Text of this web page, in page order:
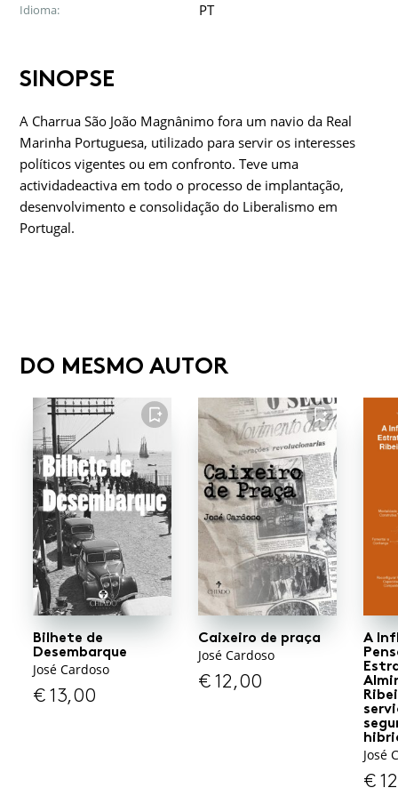
Idioma: PT
SINOPSE
A Charrua São João Magnânimo fora um navio da Real
Marinha Portuguesa, utilizado para servir os interesses
políticos vigentes ou em confronto. Teve uma
actividadeactiva em todo o processo de implantação,
desenvolvi­mento e consolidação do Liberalismo em
Portugal.
DO MESMO AUTOR
FAVORITO
Bilhete de
Desembarque
José Cardoso
€13,00
FAVORITO
Caixeiro de praça
José Cardoso
€12,00
A
José
€